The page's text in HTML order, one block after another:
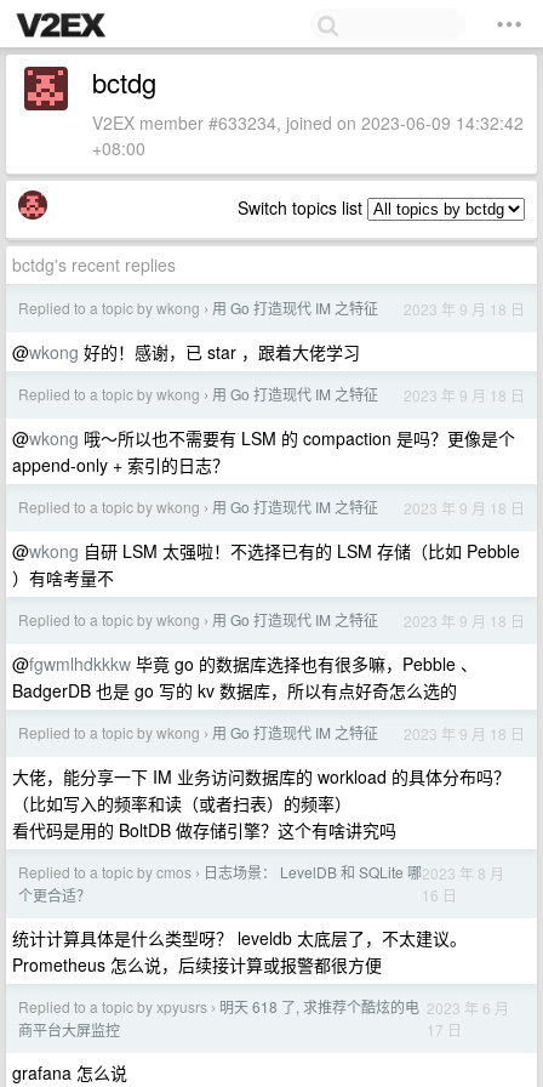
bctdg
V2EX member #633234, joined on 2023-06-09 14:32:42
+08:00
Switch topics list
bctdg's recent replies
Replied to a topic by wkong › 用 Go 打造现代 IM 之特征 2023 年 9 月 18 日
@wkong 好的！感谢，已 star ，跟着大佬学习
Replied to a topic by wkong › 用 Go 打造现代 IM 之特征 2023 年 9 月 18 日
@wkong 哦～所以也不需要有 LSM 的 compaction 是吗？更像是个
append-only + 索引的日志？
Replied to a topic by wkong › 用 Go 打造现代 IM 之特征 2023 年 9 月 18 日
@wkong 自研 LSM 太强啦！不选择已有的 LSM 存储（比如 Pebble
）有啥考量不
Replied to a topic by wkong › 用 Go 打造现代 IM 之特征 2023 年 9 月 18 日
@fgwmlhdkkkw 毕竟 go 的数据库选择也有很多嘛，Pebble 、
BadgerDB 也是 go 写的 kv 数据库，所以有点好奇怎么选的
Replied to a topic by wkong › 用 Go 打造现代 IM 之特征 2023 年 9 月 18 日
大佬，能分享一下 IM 业务访问数据库的 workload 的具体分布吗？
（比如写入的频率和读（或者扫表）的频率）
看代码是用的 BoltDB 做存储引擎？这个有啥讲究吗
Replied to a topic by cmos › 日志场景： LevelDB 和 SQLite 哪
个更合适？
2023 年 8 月
16 日
统计计算具体是什么类型呀？ leveldb 太底层了，不太建议。
Prometheus 怎么说，后续接计算或报警都很方便
Replied to a topic by xpyusrs › 明天 618 了, 求推荐个酷炫的电
商平台大屏监控
2023 年 6 月
17 日
grafana 怎么说